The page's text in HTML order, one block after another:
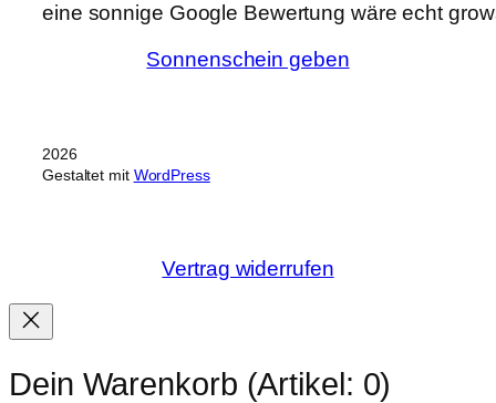
eine sonnige Google Bewertung wäre echt
Sonnenschein geben
2026
Gestaltet mit WordPress
Vertrag widerrufen
Dein Warenkorb (Artikel: 0)